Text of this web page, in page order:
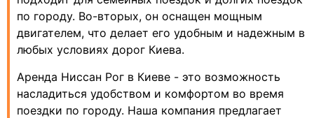
по городу. Во-вторых, он оснащен мощным
двигателем, что делает его удобным и надежным в
любых условиях дорог Киева.
Аренда Ниссан Рог в Киеве - это возможность
насладиться удобством и комфортом во время
поездки по городу. Наша компания предлагает